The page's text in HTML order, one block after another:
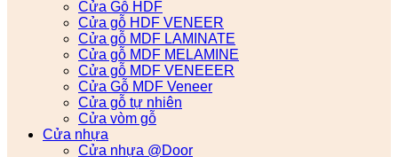
Cửa Gỗ HDF
Cửa gỗ HDF VENEER
Cửa gỗ MDF LAMINATE
Cửa gỗ MDF MELAMINE
Cửa gỗ MDF VENEEER
Cửa Gỗ MDF Veneer
Cửa gỗ tự nhiên
Cửa vòm gỗ
Cửa nhựa
Cửa nhựa @Door